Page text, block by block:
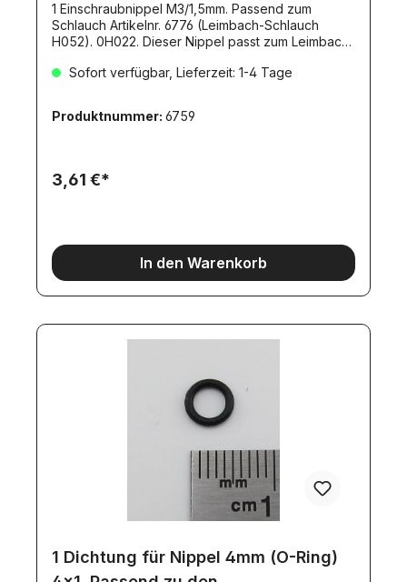
1 Einschraubnippel M3/1,5mm. Passend zum
Schlauch Artikelnr. 6776 (Leimbach-Schlauch
H052). 0H022. Dieser Nippel passt zum Leimbach-
Sofort verfügbar, Lieferzeit: 1-4 Tage
Produktnummer: 6759
3,61 €*
In den Warenkorb
1 Dichtung für Nippel 4mm (O-Ring)